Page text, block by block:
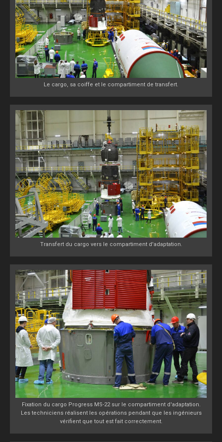
Le cargo, sa coiffe et le compartiment de transfert.
Transfert du cargo vers le compartiment d'adaptation.
Fixation du cargo Progress MS-22 sur le compartiment d'adaptation.
Les techniciens réalisent les opérations pendant que les ingénieurs
vérifient que tout est fait correctement.